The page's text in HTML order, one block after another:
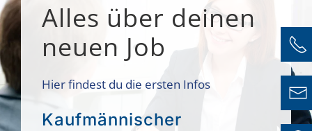
Alles über deinen
neuen Job
Hier findest du die ersten Infos
Kaufmännischer